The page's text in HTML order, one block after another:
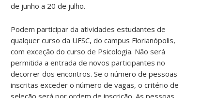
de junho a 20 de julho.
Podem participar da atividades estudantes de
qualquer curso da UFSC, do campus Florianópolis,
com exceção do curso de Psicologia. Não será
permitida a entrada de novos participantes no
decorrer dos encontros. Se o número de pessoas
inscritas exceder o número de vagas, o critério de
seleção será por ordem de inscrição. As pessoas